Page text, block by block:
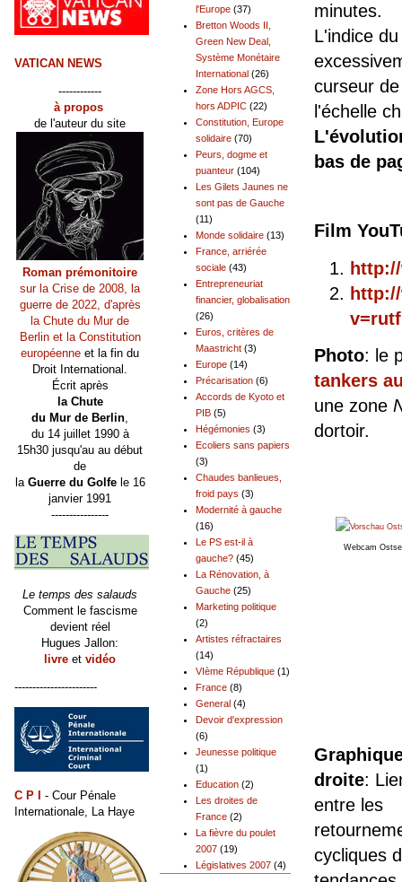
minutes.
L'indice
curseur
l'échelle
bas de
Film
Photo: le
tankers
une zone
dortoir.
Webcam
droite:
entre les
cycliques
l'Europe (37)
Bretton Woods II,
Green New Deal,
Système Monétaire
International (26)
Zone Hors AGCS,
hors ADPIC (22)
Constitution, Europe
solidaire (70)
Peurs, dogme et
puanteur (104)
Les Gilets Jaunes ne
sont pas de Gauche
(11)
Monde solidaire (13)
France, arriérée
sociale (43)
Entrepreneuriat
financier, globalisation
(26)
Euros, critères de
Maastricht (3)
Europe (14)
Précarisation (6)
Accords de Kyoto et
PIB (5)
Hégémonies (3)
Ecoliers sans papiers
(3)
Chaudes banlieues,
froid pays (3)
Modernité à gauche
(16)
Le PS est-il à
gauche? (45)
La Rénovation, à
Gauche (25)
Marketing politique
(2)
Artistes réfractaires
(14)
VIème République (1)
France (8)
General (4)
Devoir d'expression
(6)
Jeunesse politique
(1)
Education (2)
Les droites de
France (2)
La fièvre du poulet
2007 (19)
Législatives 2007 (4)
VATICAN NEWS
------------
à propos
de l'auteur du site
Roman prémonitoire
sur la Crise de 2008, la
guerre de 2022, d'après
la Chute du Mur de
Berlin et la Constitution
européenne et la fin du
Droit International.
Écrit après
la Chute
du Mur de Berlin,
du 14 juillet 1990 à
15h30 jusqu'au au début
de
la Guerre du Golfele 16
janvier 1991
----------------
Le temps des salauds
Comment le fascisme
devient réel
Hugues Jallon:
livre et vidéo
-----------------------
C P I
- Cour Pénale
Internationale, La Haye